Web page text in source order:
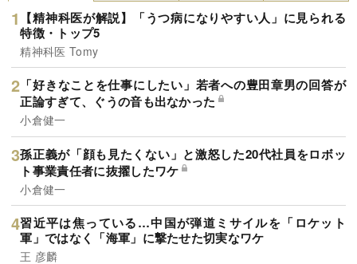
【精神科医が解説】「うつ病になりやすい人」に見られる
特徴・トップ5
精神科医 Tomy
「好きなことを仕事にしたい」若者への豊田章男の回答が
正論すぎて、ぐうの音も出なかった
小倉健一
孫正義が「顔も見たくない」と激怒した20代社員をロボッ
ト事業責任者に抜擢したワケ
小倉健一
習近平は焦っている…中国が弾道ミサイルを「ロケット
軍」ではなく「海軍」に撃たせた切実なワケ
王 彦麟